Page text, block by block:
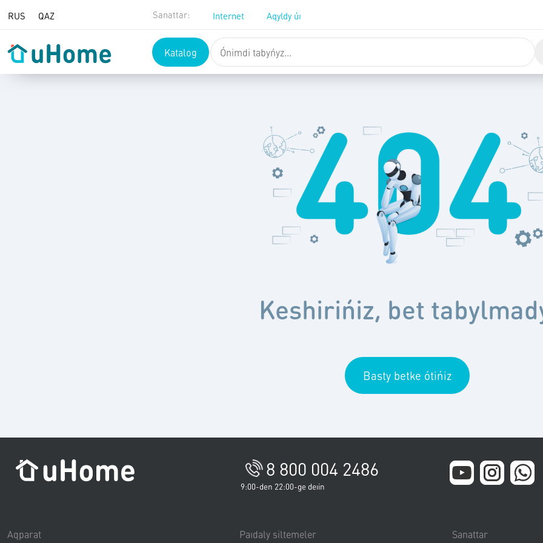
Katalog
Internet Aqyldy úı
Sanattar:
RUS QAZ
Keshirińiz, bet
Basty betke ótińiz
8 800 004 2486
Sanattar
Paıdaly siltemeler
9:00-den 22:00-ge deıin
Aqparat